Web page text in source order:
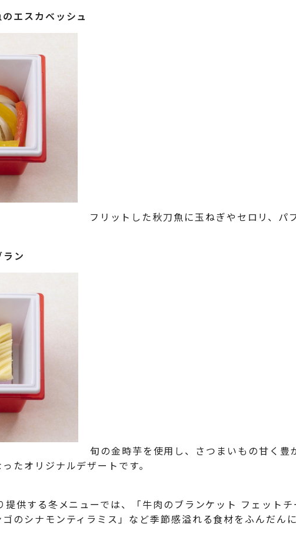
エスカベッシュ
フリットした秋刀魚に玉ねぎやセロリ、パ
ン
旬の金時芋を使用し、さつまいもの甘く豊
たオリジナルデザートです。
供する冬メニューでは、「牛肉のブランケット フェット
のシナモンティラミス」など季節感溢れる食材をふんだん